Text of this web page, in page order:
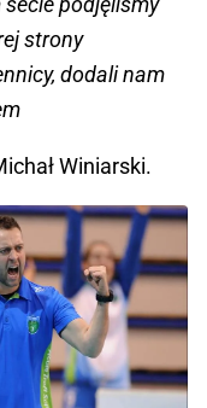
strony
dodali nam
Winiarski.